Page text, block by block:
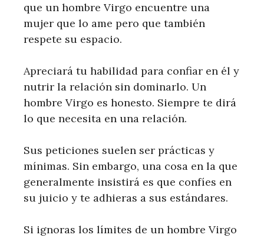
que un hombre Virgo encuentre una
mujer que lo ame pero que también
respete su espacio.
Apreciará tu habilidad para confiar en él y
nutrir la relación sin dominarlo. Un
hombre Virgo es honesto. Siempre te dirá
lo que necesita en una relación.
Sus peticiones suelen ser prácticas y
mínimas. Sin embargo, una cosa en la que
generalmente insistirá es que confíes en
su juicio y te adhieras a sus estándares.
Si ignoras los límites de un hombre Virgo